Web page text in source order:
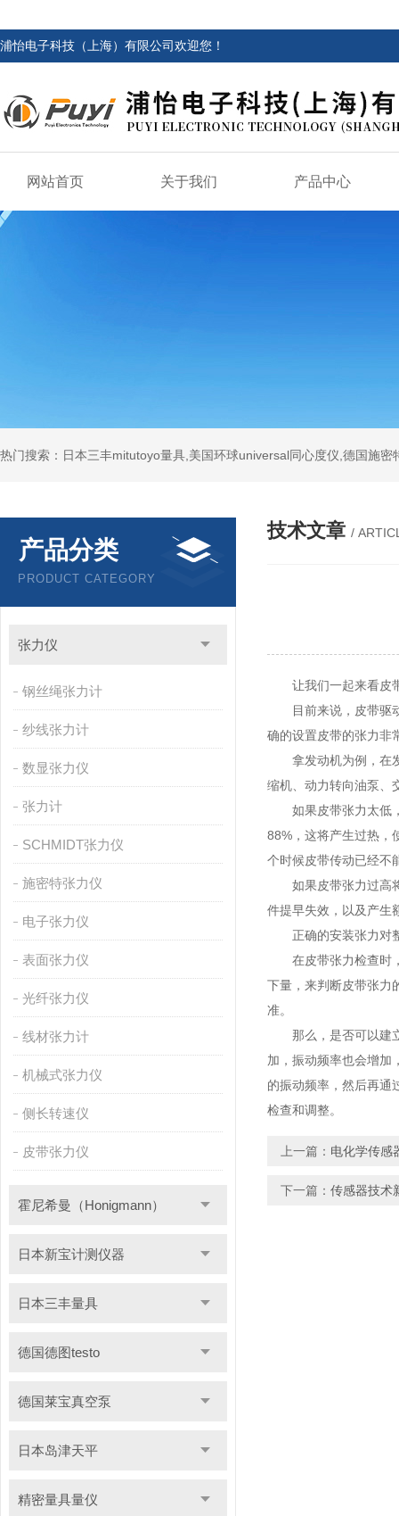
浦怡电子科技（上海）有限公司欢迎您！
网站首页 关于我们 产品中心
产品分类
PRODUCT CATEGORY
张力仪
钢丝绳张力计
纱线张力计
数显张力仪
张力计
SCHMIDT张力仪
施密特张力仪
电子张力仪
表面张力仪
光纤张力仪
线材张力计
机械式张力仪
侧长转速仪
皮带张力仪
霍尼希曼（Honigmann）
日本新宝计测仪器
日本三丰量具
德国德图testo
德国莱宝真空泵
日本岛津天平
精密量具量仪
技术文章 /
让我们一起来看皮
目前来说，皮带驱动
确的设置皮带的张力非
拿发动机为例，在发
缩机、动力转向油泵、
如果皮带张力太低，
88%，这将产生过热，
个时候皮带传动已经不
如果皮带张力过高将
件提早失效，以及产生
正确的安装张力对整
在皮带张力检查时，
下量，来判断皮带张力
准。
那么，是否可以建立
加，振动频率也会增加
的振动频率，然后再通
检查和调整。
上一篇： 电化学传感
下一篇： 传感器技术